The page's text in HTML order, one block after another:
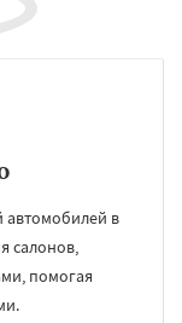
автомобилей в
салонов,
помогая